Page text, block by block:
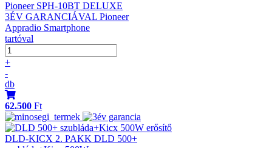
Pioneer SPH-10BT DELUXE
3ÉV GARANCIÁVAL Pioneer
Appradio Smartphone
tartóval
+
-
db
62.500 Ft
DLD-KICX 2. PAKK DLD 500+